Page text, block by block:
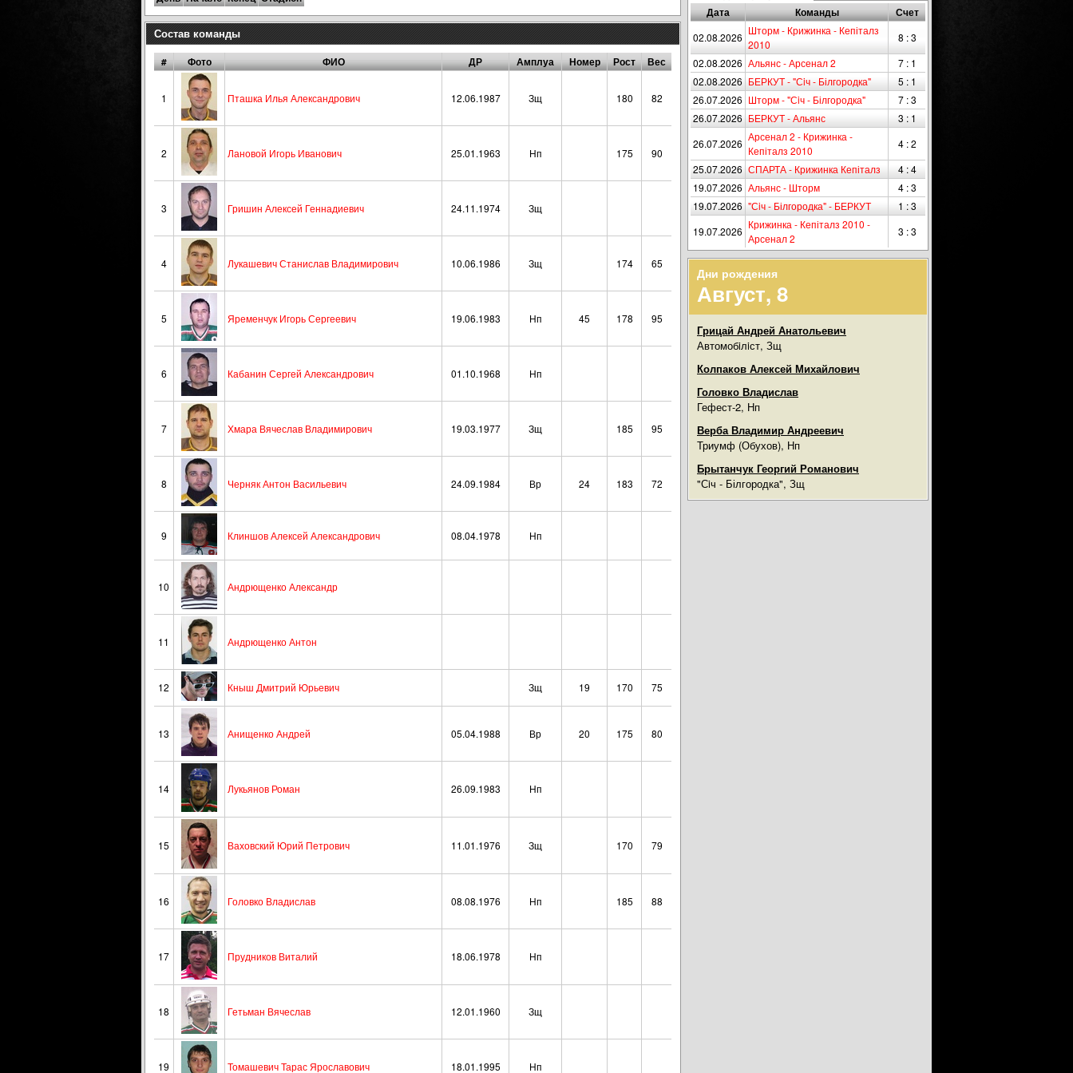
Дата Команды Счет
02.08.2026
Шторм - Крижинка - Кепіталз
2010
8 : 3
02.08.2026 Альянс - Арсенал 2
7 : 1
02.08.2026 БЕРКУТ - "Сiч - Білгородка"
5 : 1
26.07.2026 Шторм - "Сiч - Білгородка"
7 : 3
26.07.2026 БЕРКУТ - Альянс
3 : 1
26.07.2026
Арсенал 2 - Крижинка -
Кепіталз 2010
4 : 2
25.07.2026 СПАРТА - Крижинка Кепіталз
4 : 4
19.07.2026 Альянс - Шторм
4 : 3
19.07.2026 "Сiч - Білгородка" - БЕРКУТ
1 : 3
19.07.2026
Крижинка - Кепіталз 2010 -
Арсенал 2
3 : 3
Дни рождения
Август, 8
Грицай Андрей Анатольевич
Автомобiлiст, Зщ
Колпаков Алексей Михайлович
Головко Владислав
Гефест-2, Нп
Верба Владимир Андреевич
Триумф (Обухов), Нп
Брытанчук Георгий Романович
"Сiч - Білгородка", Зщ
Состав команды
# Фото ФИО ДР Амплуа Номер Рост Вес
1 Пташка Илья Александрович 12.06.1987 Зщ 180 82
2 Лановой Игорь Иванович 25.01.1963 Нп 175 90
3 Гришин Алексей Геннадиевич 24.11.1974 Зщ
4 Лукашевич Станислав Владимирович 10.06.1986 Зщ 174 65
5 Яременчук Игорь Сергеевич 19.06.1983 Нп 45 178 95
6 Кабанин Сергей Александрович 01.10.1968 Нп
7 Хмара Вячеслав Владимирович 19.03.1977 Зщ 185 95
8 Черняк Антон Васильевич 24.09.1984 Вр 24 183 72
9 Клиншов Алексей Александрович 08.04.1978 Нп
10 Андрющенко Александр
11 Андрющенко Антон
12 Кныш Дмитрий Юрьевич Зщ 19 170 75
13 Анищенко Андрей 05.04.1988 Вр 20 175 80
14 Лукьянов Роман 26.09.1983 Нп
15 Ваховский Юрий Петрович 11.01.1976 Зщ 170 79
16 Головко Владислав 08.08.1976 Нп 185 88
17 Прудников Виталий 18.06.1978 Нп
18 Гетьман Вячеслав 12.01.1960 Зщ
19 Томашевич Тарас Ярославович 18.01.1995 Нп